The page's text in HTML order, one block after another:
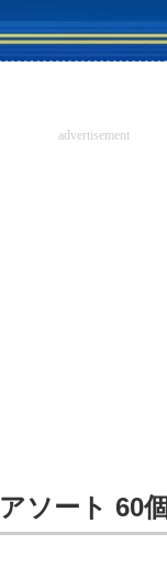
advertisement
ソート 60個